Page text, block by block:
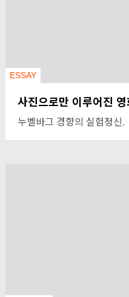
ESSAY
사진으로만 이루어진
누벨바그 경향의 실험정신.